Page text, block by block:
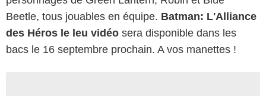
Beetle, tous jouables en équipe. Batman: L'Alliance
des Héros le leu vidéo sera disponible dans les
bacs le 16 septembre prochain. A vos manettes !